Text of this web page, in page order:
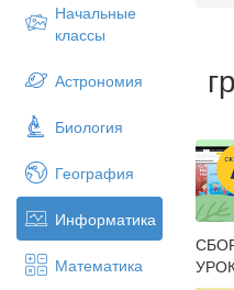
Начальные
классы
Астрономия
Биология
География
Информатика
Математика